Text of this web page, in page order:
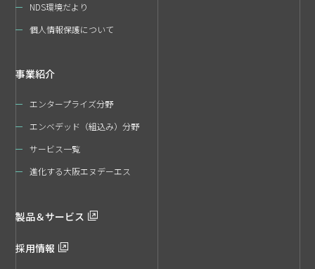
NDS環境だより
個人情報保護について
事業紹介
エンタープライズ分野
エンベデッド（組込み）分野
サービス一覧
進化する大阪エヌデーエス
製品＆サービス
採用情報